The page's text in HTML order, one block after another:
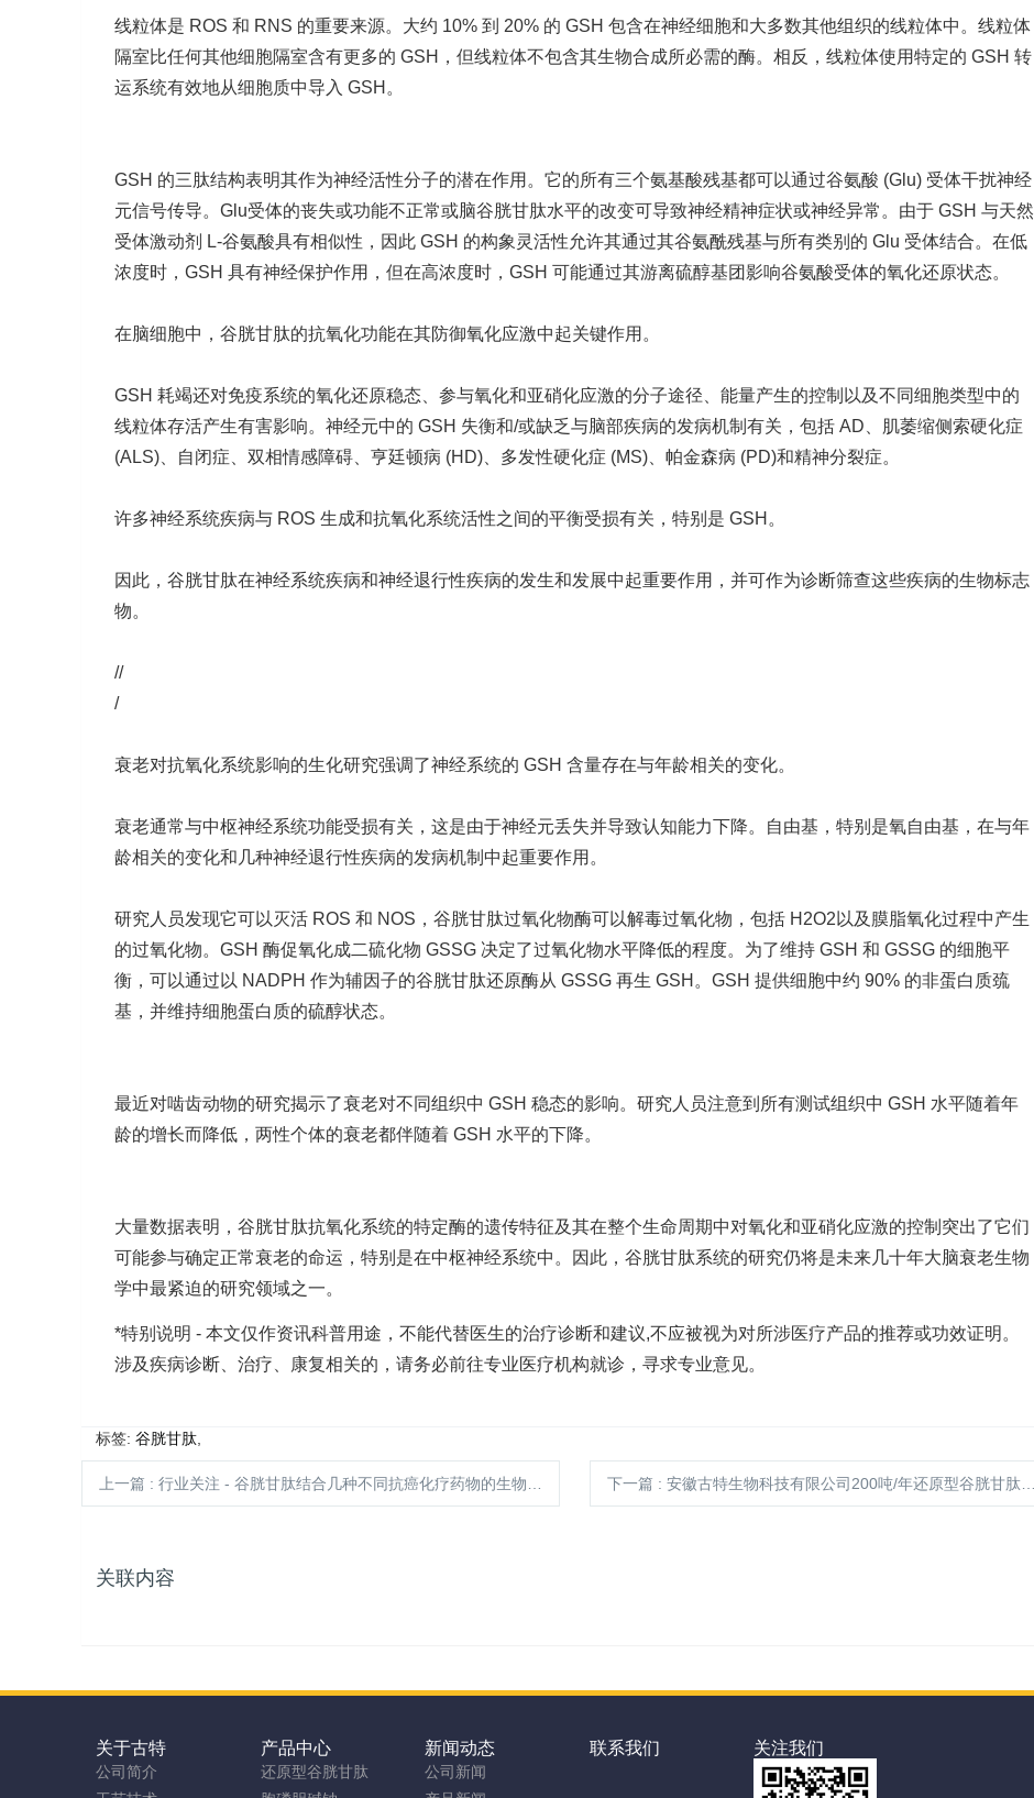
线粒体是 ROS 和 RNS 的重要来源。大约 10% 到 20% 的 GSH 包含在神经细胞和大多数其他组织的线粒体中。线粒体
隔室比任何其他细胞隔室含有更多的 GSH，但线粒体不包含其生物合成所必需的酶。相反，线粒体使用特定的 GSH 转
运系统有效地从细胞质中导入 GSH。
GSH 的三肽结构表明其作为神经活性分子的潜在作用。它的所有三个氨基酸残基都可以通过谷氨酸 (Glu) 受体干扰神经
元信号传导。Glu受体的丧失或功能不正常或脑谷胱甘肽水平的改变可导致神经精神症状或神经异常。由于 GSH 与天然
受体激动剂 L-谷氨酸具有相似性，因此 GSH 的构象灵活性允许其通过其谷氨酰残基与所有类别的 Glu 受体结合。在低
浓度时，GSH 具有神经保护作用，但在高浓度时，GSH 可能通过其游离硫醇基团影响谷氨酸受体的氧化还原状态。
在脑细胞中，谷胱甘肽的抗氧化功能在其防御氧化应激中起关键作用。
GSH 耗竭还对免疫系统的氧化还原稳态、参与氧化和亚硝化应激的分子途径、能量产生的控制以及不同细胞类型中的
线粒体存活产生有害影响。神经元中的 GSH 失衡和/或缺乏与脑部疾病的发病机制有关，包括 AD、肌萎缩侧索硬化症
(ALS)、自闭症、双相情感障碍、亨廷顿病 (HD)、多发性硬化症 (MS)、帕金森病 (PD)和精神分裂症。
许多神经系统疾病与 ROS 生成和抗氧化系统活性之间的平衡受损有关，特别是 GSH。
因此，谷胱甘肽在神经系统疾病和神经退行性疾病的发生和发展中起重要作用，并可作为诊断筛查这些疾病的生物标志
物。
//
/
衰老对抗氧化系统影响的生化研究强调了神经系统的 GSH 含量存在与年龄相关的变化。
衰老通常与中枢神经系统功能受损有关，这是由于神经元丢失并导致认知能力下降。自由基，特别是氧自由基，在与年
龄相关的变化和几种神经退行性疾病的发病机制中起重要作用。
研究人员发现它可以灭活 ROS 和 NOS，谷胱甘肽过氧化物酶可以解毒过氧化物，包括 H2O2以及膜脂氧化过程中产生
的过氧化物。GSH 酶促氧化成二硫化物 GSSG 决定了过氧化物水平降低的程度。为了维持 GSH 和 GSSG 的细胞平
衡，可以通过以 NADPH 作为辅因子的谷胱甘肽还原酶从 GSSG 再生 GSH。GSH 提供细胞中约 90% 的非蛋白质巯
基，并维持细胞蛋白质的硫醇状态。
最近对啮齿动物的研究揭示了衰老对不同组织中 GSH 稳态的影响。研究人员注意到所有测试组织中 GSH 水平随着年
龄的增长而降低，两性个体的衰老都伴随着 GSH 水平的下降。
大量数据表明，谷胱甘肽抗氧化系统的特定酶的遗传特征及其在整个生命周期中对氧化和亚硝化应激的控制突出了它们
可能参与确定正常衰老的命运，特别是在中枢神经系统中。因此，谷胱甘肽系统的研究仍将是未来几十年大脑衰老生物
学中最紧迫的研究领域之一。
*特别说明 - 本文仅作资讯科普用途，不能代替医生的治疗诊断和建议,不应被视为对所涉医疗产品的推荐或功效证明。
涉及疾病诊断、治疗、康复相关的，请务必前往专业医疗机构就诊，寻求专业意见。
标签: 谷胱甘肽,
上一篇 : 行业关注 - 谷胱甘肽结合几种不同抗癌化疗药物的生物学作用 下一篇 : 安徽古特生物科技有限公司200吨/年还原型谷胱甘肽及30吨/年磷酸肌酸钠项目
关联内容
关于古特
公司简介
产品中心
还原型谷胱甘肽
新闻动态
公司新闻
联系我们 关注我们